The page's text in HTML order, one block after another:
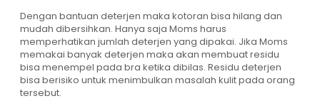
Dengan bantuan deterjen maka kotoran bisa hilang dan
mudah dibersihkan. Hanya saja Moms harus
memperhatikan jumlah deterjen yang dipakai. Jika Moms
memakai banyak deterjen maka akan membuat residu
bisa menempel pada bra ketika dibilas. Residu deterjen
bisa berisiko untuk menimbulkan masalah kulit pada orang
tersebut.